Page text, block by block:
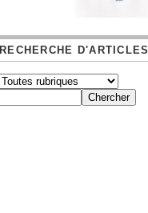
RECHERCHE D'ARTICLES